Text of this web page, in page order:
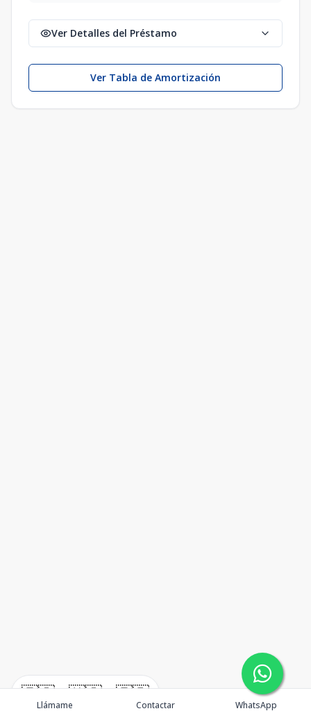
🇪🇸 🇺🇸 🇫🇷
Ver Detalles del Préstamo
Ver Tabla de Amortización
Llámame Contactar WhatsApp